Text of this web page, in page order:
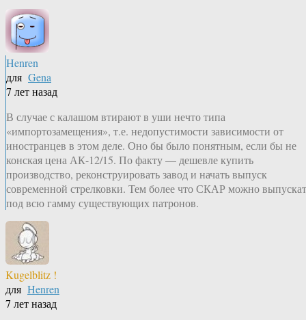
Henren
для Gena
7 лет назад
В случае с калашом втирают в уши нечто типа
«импортозамещения», т.е. недопустимости зависимости от
иностранцев в этом деле. Оно бы было понятным, если бы не
конская цена АК-12/15. По факту — дешевле купить
производство, реконструировать завод и начать выпуск
современной стрелковки. Тем более что СКАР можно
под всю гамму существующих патронов.
Kugelblitz !
для Henren
7 лет назад